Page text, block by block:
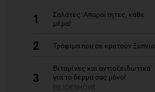
1
Σαλάτες: Απαραίτητες, κάθε
μέρα!
2 Τρόφιμα που σε κρατούν Ξύπνιο
3
Βιταμίνες και αντιοξειδωτικά
για το δέρμα σας μόνο!
[SLIDESHOW]